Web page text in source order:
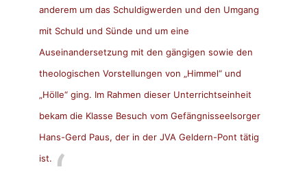
anderem um das Schuldigwerden und den Umgang
mit Schuld und Sünde und um eine
Auseinandersetzung mit den gängigen sowie den
theologischen Vorstellungen von „Himmel“ und
„Hölle“ ging. Im Rahmen dieser Unterrichtseinheit
bekam die Klasse Besuch vom Gefängnisseelsorger
Hans-Gerd Paus, der in der JVA Geldern-Pont tätig
ist.